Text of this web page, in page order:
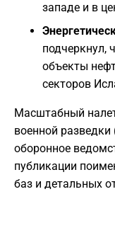
западе и в
подчеркнул,
объекты
секторов
Масштабный
военной
оборонное
публикации
баз и детальных